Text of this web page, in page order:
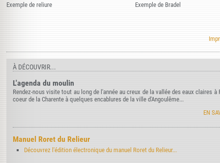
Exemple de reliure Exemple de Bradel
À DÉCOUVRIR...
L'agenda du moulin
Rendez-nous visite tout au long de l'année au creux de la vallée des eaux claires à
coeur de la Charente à quelques encablures de la ville d'Angoulême...
EN
Manuel Roret du Relieur
Découvrez l'édition électronique du manuel Roret du Relieur...